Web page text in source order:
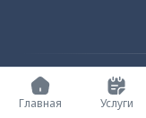
UZINFOCOM
Главная
Услуги